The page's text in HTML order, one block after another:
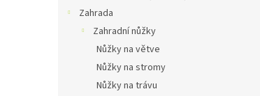
Zahrada
Zahradní nůžky
Nůžky na větve
Nůžky na stromy
Nůžky na trávu